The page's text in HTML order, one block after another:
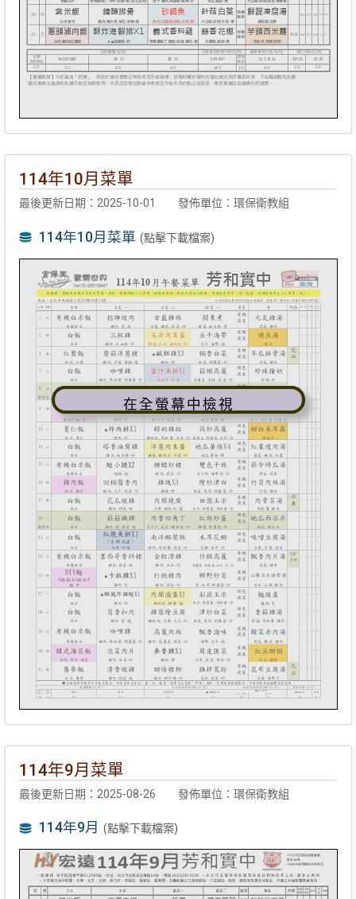
114年10月菜單
最後更新日期：2025-10-01 發佈單位：環保衛教組
114年10月菜單 (點擊下載檔案)
在全螢幕中檢視
114年9月菜單
最後更新日期：2025-08-26 發佈單位：環保衛教組
114年9月 (點擊下載檔案)